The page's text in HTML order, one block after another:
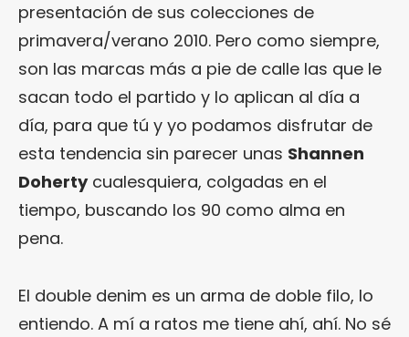
presentación de sus colecciones de
primavera/verano 2010. Pero como siempre,
son las marcas más a pie de calle las que le
sacan todo el partido y lo aplican al día a
día, para que tú y yo podamos disfrutar de
esta tendencia sin parecer unas Shannen
Dohertycualesquiera, colgadas en el
tiempo, buscando los 90 como alma en
pena.
El double denim es un arma de doble filo, lo
entiendo. A mí a ratos me tiene ahí, ahí. No sé